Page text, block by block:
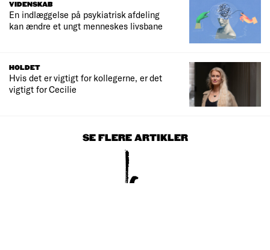
VIDENSKAB
En indlæggelse på psykiatrisk afdeling
kan ændre et ungt menneskes livsbane
HOLDET
Hvis det er vigtigt for kollegerne, er det
vigtigt for Cecilie
SE FLERE ARTIKLER